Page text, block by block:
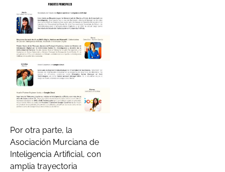
Por otra parte, la
Asociación Murciana de
Inteligencia Artificial, con
amplia trayectoria